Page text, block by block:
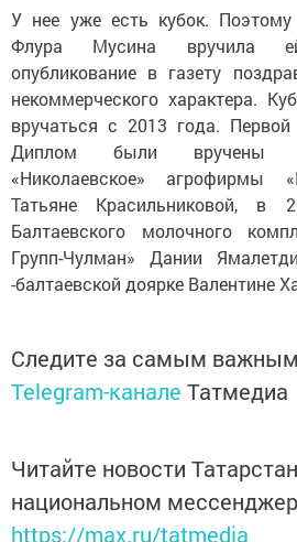
У нее уже есть кубок. Поэтому
Флура Мусина вручила
опубликование в газету
некоммерческого характера.
вручаться с 2013 года.
Диплом были вручены
«Николаевское» агрофирмы
Татьяне Красильниковой, в
Балтаевского молочного
Групп-Чулман» Дании
-балтаевской доярке Валентине
Следите за самым
Telegram-канале Татмедиа
Читайте новости
национальном
https://max.ru/tatmedia